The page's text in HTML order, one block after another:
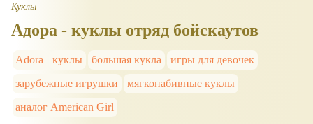
Куклы
Адора - куклы отряд бойскаутов
Adora куклы большая кукла
игры для девочек
зарубежные игрушки
мягконабивные куклы
аналог American Girl